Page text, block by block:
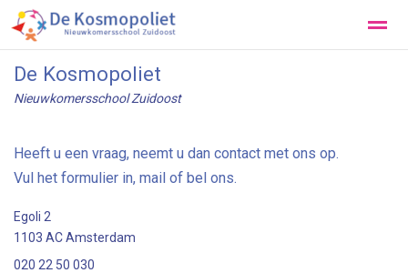
Onze School Praktische info
Zoeken
De Kosmopoliet
Nieuwkomersschool Zuidoost
Heeft u een vraag, neemt u dan contact met ons op.
Vul het formulier in, mail of bel ons.
Egoli 2
1103 AC Amsterdam
020 22 50 030